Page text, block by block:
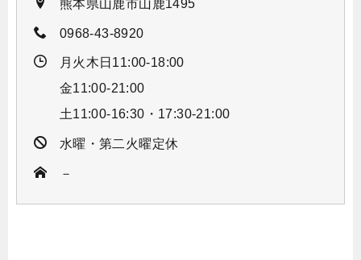
熊本県山鹿市山鹿1495
0968-43-8920
月火木日11:00-18:00
金11:00-21:00
土11:00-16:30・17:30-21:00
水曜・第二火曜定休
－